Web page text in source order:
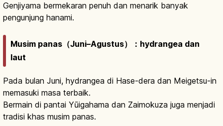
Genjiyama bermekaran penuh dan menarik banyak
pengunjung hanami.
Musim panas（Juni–Agustus）：hydrangea dan
laut
Pada bulan Juni, hydrangea di Hase-dera dan Meigetsu-in
memasuki masa terbaik.
Bermain di pantai Yūigahama dan Zaimokuza juga menjadi
tradisi khas musim panas.